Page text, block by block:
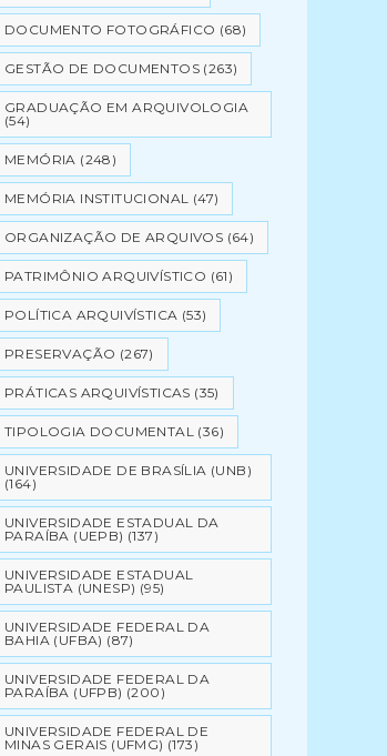
DOCUMENTO FOTOGRÁFICO (68)
GESTÃO DE DOCUMENTOS (263)
GRADUAÇÃO EM ARQUIVOLOGIA
(54)
MEMÓRIA (248)
MEMÓRIA INSTITUCIONAL (47)
ORGANIZAÇÃO DE ARQUIVOS (64)
PATRIMÔNIO ARQUIVÍSTICO (61)
POLÍTICA ARQUIVÍSTICA (53)
PRESERVAÇÃO (267)
PRÁTICAS ARQUIVÍSTICAS (35)
TIPOLOGIA DOCUMENTAL (36)
UNIVERSIDADE DE BRASÍLIA (UNB)
(164)
UNIVERSIDADE ESTADUAL DA
PARAÍBA (UEPB) (137)
UNIVERSIDADE ESTADUAL
PAULISTA (UNESP) (95)
UNIVERSIDADE FEDERAL DA
BAHIA (UFBA) (87)
UNIVERSIDADE FEDERAL DA
PARAÍBA (UFPB) (200)
UNIVERSIDADE FEDERAL DE
MINAS GERAIS (UFMG) (173)